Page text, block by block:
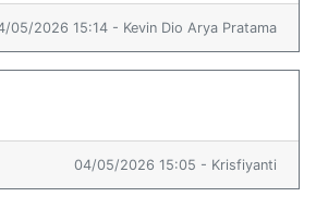
05/2026 15:14 - Kevin Dio Arya Pratama
04/05/2026 15:05 - Krisfiyanti